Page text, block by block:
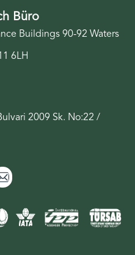
Büro
Buildings 90-92 Waters
6LH
2009 Sk. No:22 /